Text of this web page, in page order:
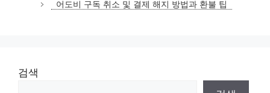
리
어도비 구독 취소 및 결제 해지 방법과 환불 팁
검색